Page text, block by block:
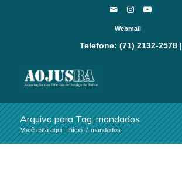
Webmail
Telefone: (71) 2132-2578 |
Arquivo para Tag: mandados
Você está aqui: Início / mandados